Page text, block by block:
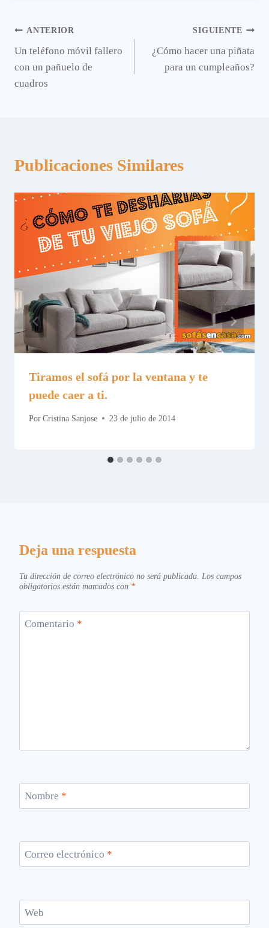
Navegación
de
entradas
ANTERIOR
Un teléfono móvil fallero
con un pañuelo de
cuadros
SIGUIENTE
¿Cómo hacer una piñata
para un cumpleaños?
Publicaciones Similares
Tiramos el sofá por la ventana y te
puede caer a ti.
Por Cristina Sanjose 23 de julio de 2014
Deja una respuesta
Tu dirección de correo electrónico no será publicada. Los campos
obligatorios están marcados con *
Comentario *
Nombre *
Correo electrónico *
Web